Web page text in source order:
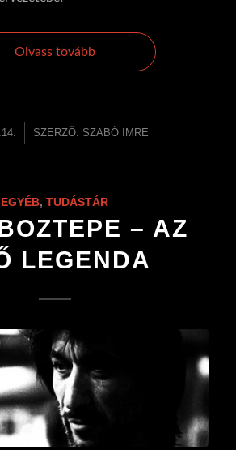
Olvass tovább
SZERZŐ: SZABÓ IMRE
EGYÉB,TUDÁSTÁR
– AZ
LEGENDA